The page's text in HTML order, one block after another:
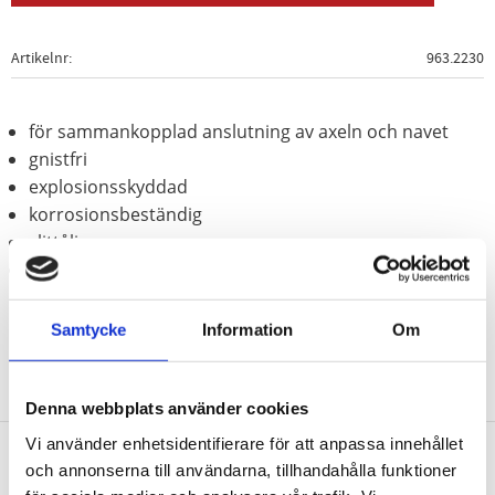
Samtycke Information Om
Denna webbplats använder cookies
Vi använder enhetsidentifierare för att anpassa innehållet
och annonserna till användarna, tillhandahålla funktioner
Artikelnr 963.2230
för sammankopplad anslutning av axeln och navet
gnistfri
explosionsskyddad
korrosionsbeständig
slittålig
Aluminium-brons (icke-järn-legering)